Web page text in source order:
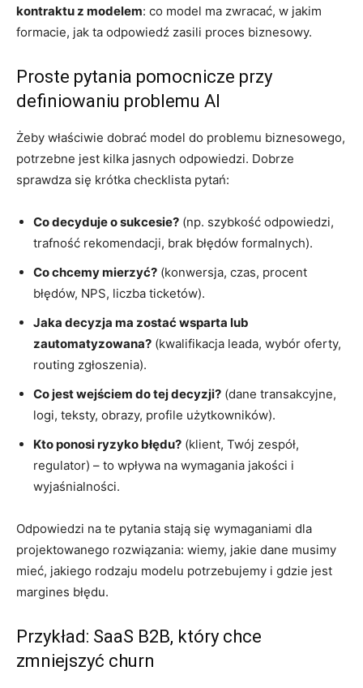
kontraktu z modelem: co model ma zwracać, w jakim
formacie, jak ta odpowiedź zasili proces biznesowy.
Proste pytania pomocnicze przy
definiowaniu problemu AI
Żeby właściwie dobrać model do problemu biznesowego,
potrzebne jest kilka jasnych odpowiedzi. Dobrze
sprawdza się krótka checklista pytań:
Co decyduje o sukcesie? (np. szybkość odpowiedzi,
trafność rekomendacji, brak błędów formalnych).
Co chcemy mierzyć? (konwersja, czas, procent
błędów, NPS, liczba ticketów).
Jaka decyzja ma zostać wsparta lub
zautomatyzowana? (kwalifikacja leada, wybór oferty,
routing zgłoszenia).
Co jest wejściem do tej decyzji? (dane transakcyjne,
logi, teksty, obrazy, profile użytkowników).
Kto ponosi ryzyko błędu? (klient, Twój zespół,
regulator) – to wpływa na wymagania jakości i
wyjaśnialności.
Odpowiedzi na te pytania stają się wymaganiami dla
projektowanego rozwiązania: wiemy, jakie dane musimy
mieć, jakiego rodzaju modelu potrzebujemy i gdzie jest
margines błędu.
Przykład: SaaS B2B, który chce
zmniejszyć churn